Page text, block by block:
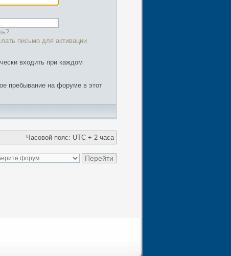
письмо для активации
входить при каждом
пребывание на форуме в этот
Часовой пояс: UTC + 2 часа